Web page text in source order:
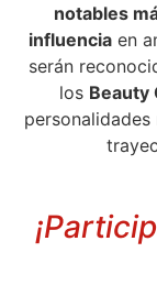
notables
influencia en
serán
los Beauty